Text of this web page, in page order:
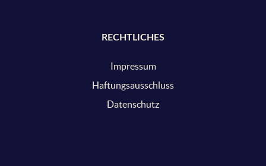
RECHTLICHES
Impressum
Haftungsausschluss
Datenschutz